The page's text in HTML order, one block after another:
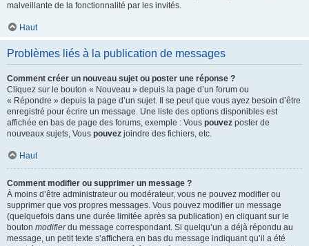
malveillante de la fonctionnalité par les invités.
Haut
Problèmes liés à la publication de messages
Comment créer un nouveau sujet ou poster une réponse ?
Cliquez sur le bouton « Nouveau » depuis la page d’un forum ou
« Répondre » depuis la page d’un sujet. Il se peut que vous ayez besoin d’être
enregistré pour écrire un message. Une liste des options disponibles est
affichée en bas de page des forums, exemple : Vous pouvez poster de
nouveaux sujets, Vous pouvez joindre des fichiers, etc.
Haut
Comment modifier ou supprimer un message ?
À moins d’être administrateur ou modérateur, vous ne pouvez modifier ou
supprimer que vos propres messages. Vous pouvez modifier un message
(quelquefois dans une durée limitée après sa publication) en cliquant sur le
bouton modifierdu message correspondant. Si quelqu’un a déjà répondu au
message, un petit texte s’affichera en bas du message indiquant qu’il a été